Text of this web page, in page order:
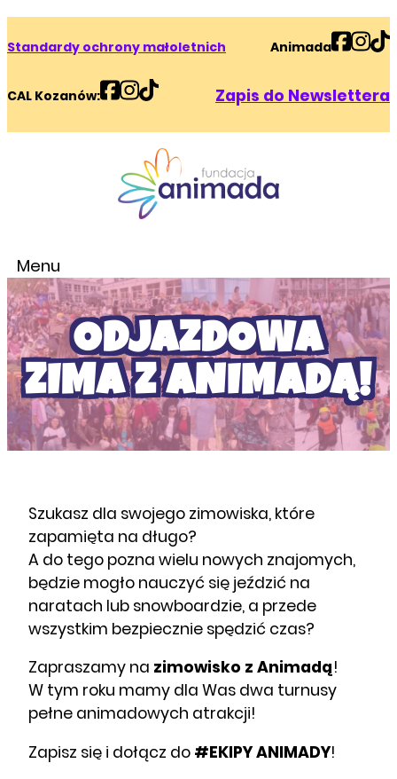
Standardy ochrony małoletnich Animada
CAL Kozanów: Zapis do Newslettera
Menu
ODJAZDOWA
ZIMA Z ANIMADĄ!
Szukasz dla swojego zimowiska, które
zapamięta na długo?
A do tego pozna wielu nowych znajomych,
będzie mogło nauczyć się jeździć na
naratach lub snowboardzie, a przede
wszystkim bezpiecznie spędzić czas?
Zapraszamy na zimowisko z Animadą!
W tym roku mamy dla Was dwa turnusy
pełne animadowych atrakcji!
Zapisz się i dołącz do #EKIPY ANIMADY!